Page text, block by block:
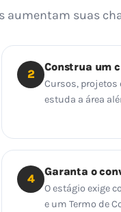
aumentam suas
2
Construa um
Cursos, projetos
estuda a área
4
Garanta o
O estágio exige
e um Termo de